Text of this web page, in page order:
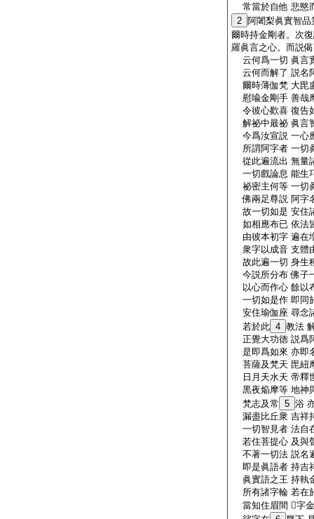
常當於自他 悲愍
2 阿闍梨眞實智品
爾時持金剛者。次
羅眞言之心。而説
云何爲一切 眞言
云何而解了 説名
爾時薄伽梵 大毘
慰喩金剛手 善哉
令彼心歡喜 復告
解祕中最祕 眞言
今爲汝宣説 一心
所謂阿字者 一切
從此遍流出 無量
一切戲論息 能生
祕密主何等 一切
佛兩足尊説 阿字
故一切如是 安住
如相應布已 依法
由彼本初字 遍在
衆字以成音 支體
故此遍一切 身生
今説所分布 佛子
以心而作心 餘以
一切如是作 即同
安住瑜伽座 尋念
若於此 4 教法
正覺大功徳 説爲
是即爲如來 亦即
菩薩及梵天 毘紐
日月天水天 帝釋
黒夜焔摩等 地神
梵志及常 5 浴
漏盡比丘衆 吉祥
一切智見者 法自
若住菩提心 及與
不著一切法 説名
即是眞語者 持吉
眞實語之王 持執
所有諸字輪 若在
當知住眉間 𤙖字